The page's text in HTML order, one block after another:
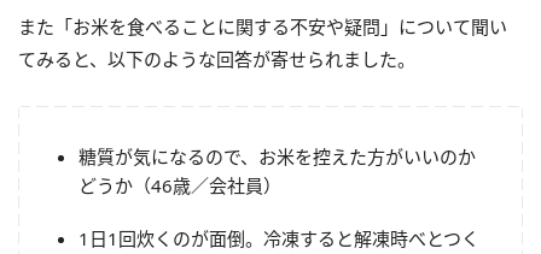
また「お米を食べることに関する不安や疑問」について聞い
てみると、以下のような回答が寄せられました。
糖質が気になるので、お米を控えた方がいいのか
どうか（46歳／会社員）
1日1回炊くのが面倒。冷凍すると解凍時べとつく